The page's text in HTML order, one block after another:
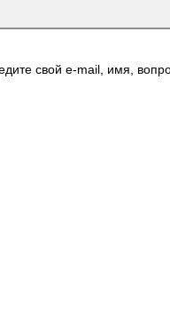
свой e-mail, имя,